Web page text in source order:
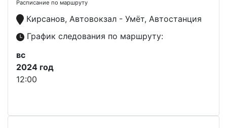
Расписание по маршруту
Кирсанов, Автовокзал - Умёт, Автостанция
График следования по маршруту:
вс
2024 год
12:00